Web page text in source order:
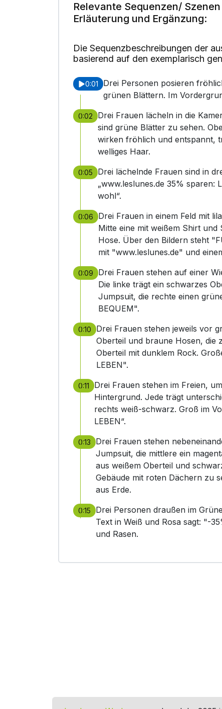
Relevante Sequenzen/
Erläuterung und Ergänzung:
Die Sequenzbeschreibungen der
basierend auf den exemplarisch
0:01
Drei Personen posieren
grünen Blättern. Im
0:02
Drei Frauen lächeln in die
sind grüne Blätter zu sehen.
wirken fröhlich und entspannt,
welliges Haar.
0:05
Drei lächelnde Frauen sind in
„www.leslunes.de 35% sparen:
wohl“.
0:06
Drei Frauen in einem Feld mit
Mitte eine mit weißem Shirt
Hose. Über den Bildern steht
mit "www.leslunes.de" und
0:09
Drei Frauen stehen auf einer
Die linke trägt ein schwarzes
Jumpsuit, die rechte einen
BEQUEM".
0:10
Drei Frauen stehen jeweils vor
Oberteil und braune Hosen, die
Oberteil mit dunklem Rock.
LEBEN".
0:11
Drei Frauen stehen im Freien,
Hintergrund. Jede trägt
rechts weiß-schwarz. Groß im
LEBEN“.
0:13
Drei Frauen stehen
Jumpsuit, die mittlere ein
aus weißem Oberteil und
Gebäude mit roten Dächern zu
aus Erde.
0:15
Drei Personen draußen im
Text in Weiß und Rosa sagt: "-
und Rasen.